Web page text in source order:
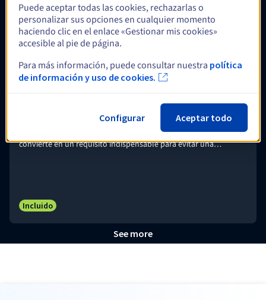
Opcional
a la hora de garantizar disponibilidad de una infraestructura.
Según la criticidad de tus necesidades, la doble alimentación se
convierte en un requisito indispensable para evitar una
Incluido
See more
Puede aceptar todas las cookies, rechazarlas o
personalizar sus opciones en cualquier momento
haciendo clic en el enlace «Gestionar mis cookies»
accesible al pie de página.
Para más información, puede consultar nuestra política
de información y uso de cookies.
Configurar Aceptar todo